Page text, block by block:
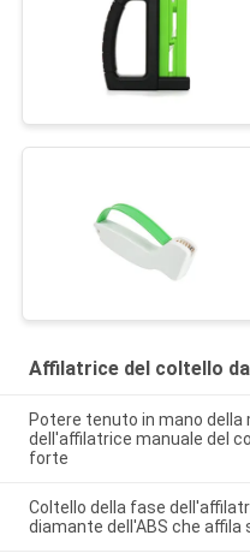
Affilatrice del coltello
Potere tenuto in mano
dell'affilatrice manuale del
forte
Coltello della fase
diamante dell'ABS che